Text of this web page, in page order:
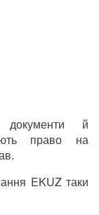
й
право на
EKUZ таки